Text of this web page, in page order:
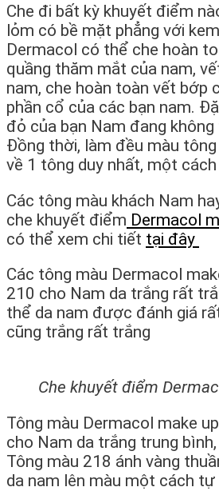
Che đi bất kỳ khuyết điểm
lỏm có bề mặt phẳng với
Dermacol có thể che hoàn
quầng thăm mắt của nam,
nam, che hoàn toàn vết bớp
phần cổ của các bạn nam.
đỏ của bạn Nam đang
Đồng thời, làm đều màu
về 1 tông duy nhất, một
Các tông màu khách Nam
che khuyết điểm Dermacol
có thể xem chi tiết tại đây
Các tông màu Dermacol
210 cho Nam da trắng rất
thể da nam được đánh giá
cũng trắng rất trắng
Che khuyết điểm
Tông màu Dermacol make
cho Nam da trắng trung
Tông màu 218 ánh vàng
da nam lên màu một cách tự